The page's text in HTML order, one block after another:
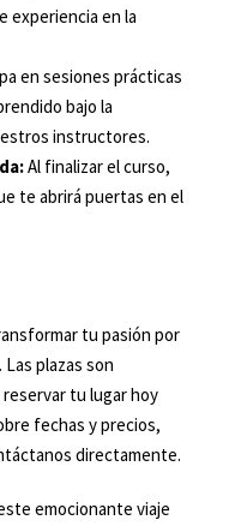
experiencia en la
en sesiones prácticas
bajo la
instructores.
Al finalizar el curso,
te abrirá puertas en el
tu pasión por
plazas son
tu lugar hoy
fechas y precios,
directamente.
emocionante viaje